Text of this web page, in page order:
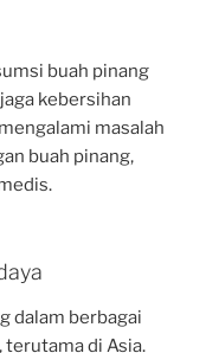
buah pinang
kebersihan
masalah
buah pinang,
dalam berbagai
terutama di Asia.